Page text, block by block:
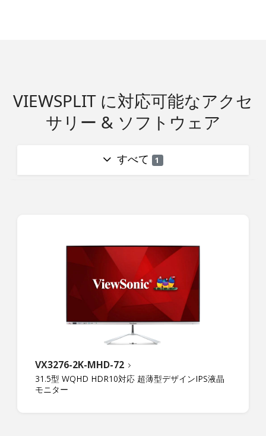
VIEWSPLIT に対応可能なアクセ
サリー & ソフトウェア
すべて 1
VX3276-2K-MHD-72
31.5型 WQHD HDR10対応 超薄型デザインIPS液晶
モニター